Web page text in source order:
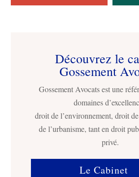
Découvrez le
Gossement
Gossement Avocats est une
domaines
droit de l’environnement, droit
de l’urbanisme, tant en droit
privé.
Le Cabinet